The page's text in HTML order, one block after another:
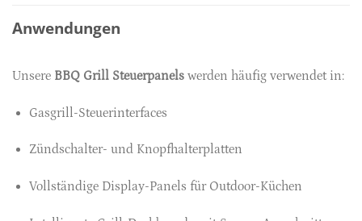
Anwendungen
Unsere BBQ Grill Steuerpanels werden häufig verwendet in:
Gasgrill-Steuerinterfaces
Zündschalter- und Knopfhalterplatten
Vollständige Display-Panels für Outdoor-Küchen